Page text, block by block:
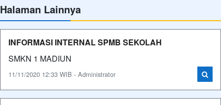
Halaman Lainnya
INFORMASI INTERNAL SPMB SEKOLAH
SMKN 1 MADIUN
11/11/2020 12:33 WIB - Administrator